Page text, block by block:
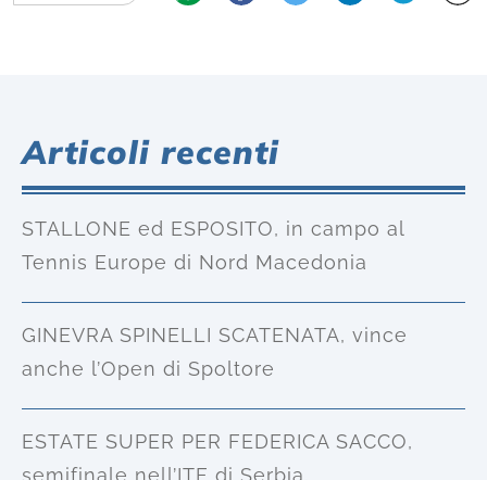
Articoli recenti
STALLONE ed ESPOSITO, in campo al
Tennis Europe di Nord Macedonia
GINEVRA SPINELLI SCATENATA, vince
anche l’Open di Spoltore
ESTATE SUPER PER FEDERICA SACCO,
semifinale nell’ITF di Serbia.